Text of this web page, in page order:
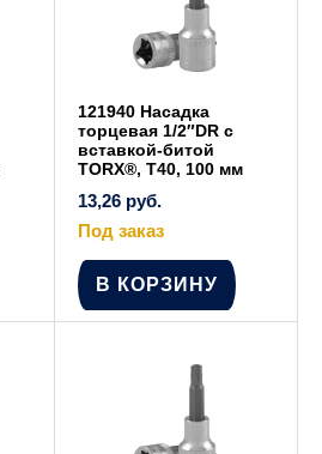
121940 Насадка
торцевая 1/2″DR с
вставкой-битой
TORX®, Т40, 100 мм
13,26 руб.
Под заказ
В КОРЗИНУ